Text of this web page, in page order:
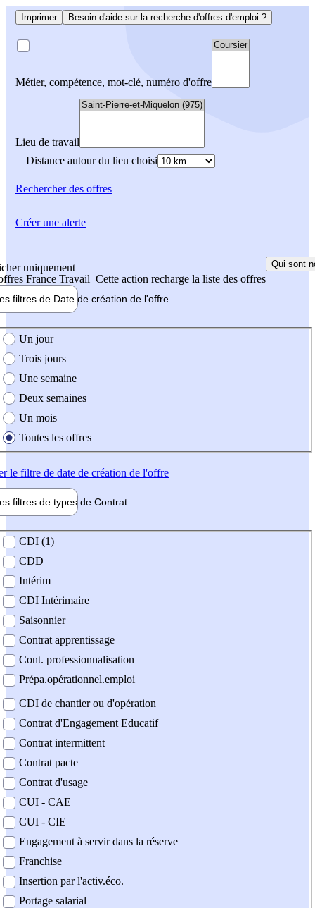
Imprimer Besoin d'aide sur la recherche d'offres d'emploi ?
Métier, compétence, mot-clé, numéro d'offre
Lieu de travail
Distance autour du lieu choisi
Rechercherdes offres
uniquement
France Travail Cette action recharge la liste des offres
Qui sont
filtres de Date de création de l'offre
création de l'offre
Un jour
Trois jours
Une semaine
Deux semaines
Un mois
Toutes les offres
le filtre de date de création de l'offre
filtres de types de Contrat
contrat
CDI (1)
CDD
Intérim
CDI Intérimaire
Saisonnier
Contrat apprentissage
Cont. professionnalisation
Prépa.opérationnel.emploi
CDI de chantier ou d'opération
Contrat d'Engagement Educatif
Contrat intermittent
Contrat pacte
Contrat d'usage
CUI - CAE
CUI - CIE
Engagement à servir dans la réserve
Franchise
Insertion par l'activ.éco.
Portage salarial
Créer une alerte